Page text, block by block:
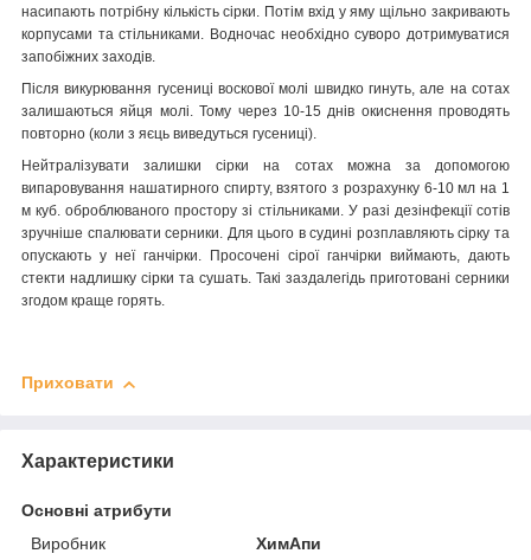
насипають потрібну кількість сірки. Потім вхід у яму щільно закривають
корпусами та стільниками. Водночас необхідно суворо дотримуватися
запобіжних заходів.
Після викурювання гусениці воскової молі швидко гинуть, але на сотах
залишаються яйця молі. Тому через 10-15 днів окиснення проводять
повторно (коли з яєць виведуться гусениці).
Нейтралізувати залишки сірки на сотах можна за допомогою
випаровування нашатирного спирту, взятого з розрахунку 6-10 мл на 1
м куб. оброблюваного простору зі стільниками. У разі дезінфекції сотів
зручніше спалювати серники. Для цього в судині розплавляють сірку та
опускають у неї ганчірки. Просочені сірої ганчірки виймають, дають
стекти надлишку сірки та сушать. Такі заздалегідь приготовані серники
згодом краще горять.
Приховати
Характеристики
Основні атрибути
Виробник
ХимАпи